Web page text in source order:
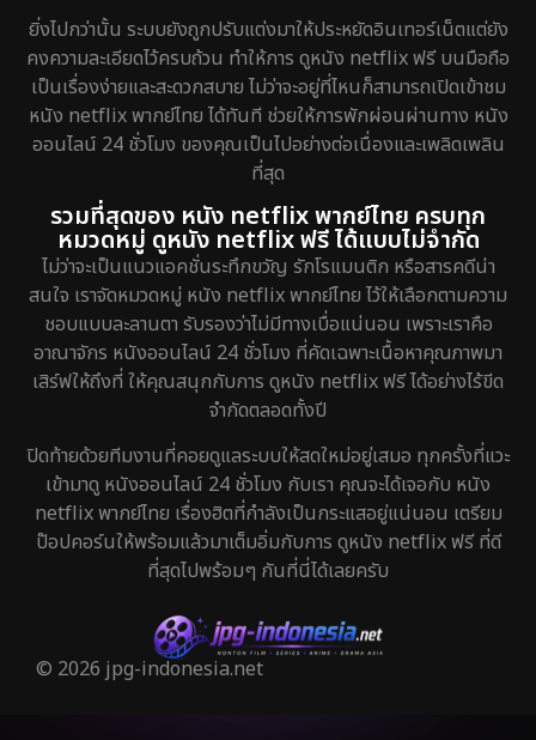
ยิ่งไปกว่านั้น ระบบยังถูกปรับแต่งมาให้ประหยัดอินเทอร์เน็ตแต่ยัง
คงความละเอียดไว้ครบถ้วน ทำให้การ ดูหนัง netflix ฟรี บนมือถือ
เป็นเรื่องง่ายและสะดวกสบาย ไม่ว่าจะอยู่ที่ไหนก็สามารถเปิดเข้าชม
หนัง netflix พากย์ไทย ได้ทันที ช่วยให้การพักผ่อนผ่านทาง หนัง
ออนไลน์ 24 ชั่วโมง ของคุณเป็นไปอย่างต่อเนื่องและเพลิดเพลิน
ที่สุด
รวมที่สุดของ หนัง netflix พากย์ไทย ครบทุก
หมวดหมู่ ดูหนัง netflix ฟรี ได้แบบไม่จำกัด
ไม่ว่าจะเป็นแนวแอคชั่นระทึกขวัญ รักโรแมนติก หรือสารคดีน่า
สนใจ เราจัดหมวดหมู่ หนัง netflix พากย์ไทย ไว้ให้เลือกตามความ
ชอบแบบละลานตา รับรองว่าไม่มีทางเบื่อแน่นอน เพราะเราคือ
อาณาจักร หนังออนไลน์ 24 ชั่วโมง ที่คัดเฉพาะเนื้อหาคุณภาพมา
เสิร์ฟให้ถึงที่ ให้คุณสนุกกับการ ดูหนัง netflix ฟรี ได้อย่างไร้ขีด
จำกัดตลอดทั้งปี
ปิดท้ายด้วยทีมงานที่คอยดูแลระบบให้สดใหม่อยู่เสมอ ทุกครั้งที่แวะ
เข้ามาดู หนังออนไลน์ 24 ชั่วโมง กับเรา คุณจะได้เจอกับ หนัง
netflix พากย์ไทย เรื่องฮิตที่กำลังเป็นกระแสอยู่แน่นอน เตรียม
ป๊อปคอร์นให้พร้อมแล้วมาเต็มอิ่มกับการ ดูหนัง netflix ฟรี ที่ดี
ที่สุดไปพร้อมๆ กันที่นี่ได้เลยครับ
© 2026 jpg-indonesia.net